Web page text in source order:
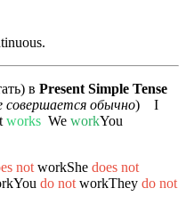
в Present Simple Tense
совершается обычно) I
works We workYou
not workShe does not
do not workThey do not